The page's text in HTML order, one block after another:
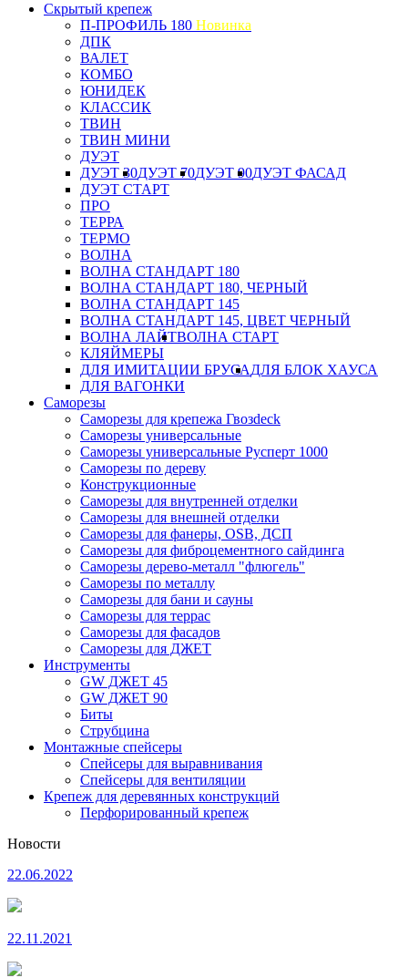
Скрытый крепеж
П-ПРОФИЛЬ 180 Новинка
ДПК
ВАЛЕТ
КОМБО
ЮНИДЕК
КЛАССИК
ТВИН
ТВИН МИНИ
ДУЭТ
ДУЭТ 30ДУЭТ 70ДУЭТ 90ДУЭТ ФАСАД
ДУЭТ СТАРТ
ПРО
ТЕРРА
ТЕРМО
ВОЛНА
ВОЛНА СТАНДАРТ 180
ВОЛНА СТАНДАРТ 180, ЧЕРНЫЙ
ВОЛНА СТАНДАРТ 145
ВОЛНА СТАНДАРТ 145, ЦВЕТ ЧЕРНЫЙ
ВОЛНА ЛАЙТВОЛНА СТАРТ
КЛЯЙМЕРЫ
ДЛЯ ИМИТАЦИИ БРУСАДЛЯ БЛОК ХАУСА
ДЛЯ ВАГОНКИ
Саморезы
Саморезы для крепежа Гвозdeck
Саморезы универсальные
Саморезы универсальные Русперт 1000
Саморезы по дереву
Конструкционные
Саморезы для внутренней отделки
Саморезы для внешней отделки
Cаморезы для фанеры, OSB, ДСП
Саморезы для фиброцементного сайдинга
Саморезы дерево-металл "флюгель"
Саморезы по металлу
Саморезы для бани и сауны
Саморезы для террас
Саморезы для фасадов
Саморезы для ДЖЕТ
Инструменты
GW ДЖЕТ 45
GW ДЖЕТ 90
Биты
Струбцина
Монтажные спейсеры
Спейсеры для выравнивания
Спейсеры для вентиляции
Крепеж для деревянных конструкций
Перфорированный крепеж
Новости
22.06.2022
22.11.2021